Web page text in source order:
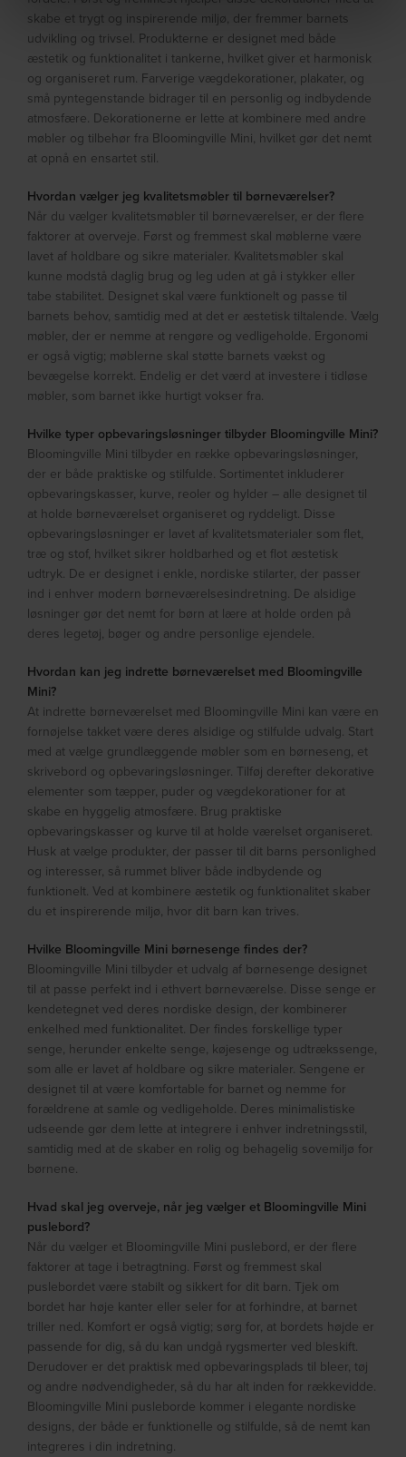
skabe et trygt og inspirerende miljø, der fremmer barnets
udvikling og trivsel. Produkterne er designet med både
æstetik og funktionalitet i tankerne, hvilket giver et harmonisk
og organiseret rum. Farverige vægdekorationer, plakater, og
små pyntegenstande bidrager til en personlig og indbydende
atmosfære. Dekorationerne er lette at kombinere med andre
møbler og tilbehør fra Bloomingville Mini, hvilket gør det nemt
at opnå en ensartet stil.
Hvordan vælger jeg kvalitetsmøbler til børneværelser?
Når du vælger kvalitetsmøbler til børneværelser, er der flere
faktorer at overveje. Først og fremmest skal møblerne være
lavet af holdbare og sikre materialer. Kvalitetsmøbler skal
kunne modstå daglig brug og leg uden at gå i stykker eller
tabe stabilitet. Designet skal være funktionelt og passe til
barnets behov, samtidig med at det er æstetisk tiltalende. Vælg
møbler, der er nemme at rengøre og vedligeholde. Ergonomi
er også vigtig; møblerne skal støtte barnets vækst og
bevægelse korrekt. Endelig er det værd at investere i tidløse
møbler, som barnet ikke hurtigt vokser fra.
Hvilke typer opbevaringsløsninger tilbyder Bloomingville Mini?
Bloomingville Mini tilbyder en række opbevaringsløsninger,
der er både praktiske og stilfulde. Sortimentet inkluderer
opbevaringskasser, kurve, reoler og hylder – alle designet til
at holde børneværelset organiseret og ryddeligt. Disse
opbevaringsløsninger er lavet af kvalitetsmaterialer som flet,
træ og stof, hvilket sikrer holdbarhed og et flot æstetisk
udtryk. De er designet i enkle, nordiske stilarter, der passer
ind i enhver modern børneværelsesindretning. De alsidige
løsninger gør det nemt for børn at lære at holde orden på
deres legetøj, bøger og andre personlige ejendele.
Hvordan kan jeg indrette børneværelset med Bloomingville
Mini?
At indrette børneværelset med Bloomingville Mini kan være en
fornøjelse takket være deres alsidige og stilfulde udvalg. Start
med at vælge grundlæggende møbler som en børneseng, et
skrivebord og opbevaringsløsninger. Tilføj derefter dekorative
elementer som tæpper, puder og vægdekorationer for at
skabe en hyggelig atmosfære. Brug praktiske
opbevaringskasser og kurve til at holde værelset organiseret.
Husk at vælge produkter, der passer til dit barns personlighed
og interesser, så rummet bliver både indbydende og
funktionelt. Ved at kombinere æstetik og funktionalitet skaber
du et inspirerende miljø, hvor dit barn kan trives.
Hvilke Bloomingville Mini børnesenge findes der?
Bloomingville Mini tilbyder et udvalg af børnesenge designet
til at passe perfekt ind i ethvert børneværelse. Disse senge er
kendetegnet ved deres nordiske design, der kombinerer
enkelhed med funktionalitet. Der findes forskellige typer
senge, herunder enkelte senge, køjesenge og udtrækssenge,
som alle er lavet af holdbare og sikre materialer. Sengene er
designet til at være komfortable for barnet og nemme for
forældrene at samle og vedligeholde. Deres minimalistiske
udseende gør dem lette at integrere i enhver indretningsstil,
samtidig med at de skaber en rolig og behagelig sovemiljø for
børnene.
Hvad skal jeg overveje, når jeg vælger et Bloomingville Mini
puslebord?
Når du vælger et Bloomingville Mini puslebord, er der flere
faktorer at tage i betragtning. Først og fremmest skal
puslebordet være stabilt og sikkert for dit barn. Tjek om
bordet har høje kanter eller seler for at forhindre, at barnet
triller ned. Komfort er også vigtig; sørg for, at bordets højde er
passende for dig, så du kan undgå rygsmerter ved bleskift.
Derudover er det praktisk med opbevaringsplads til bleer, tøj
og andre nødvendigheder, så du har alt inden for rækkevidde.
Bloomingville Mini pusleborde kommer i elegante nordiske
designs, der både er funktionelle og stilfulde, så de nemt kan
integreres i din indretning.